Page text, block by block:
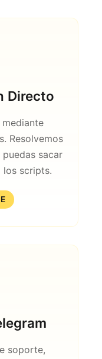
Directo
Resolvemos
sacar
los scripts.
soporte,